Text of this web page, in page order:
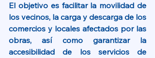
El objetivo es facilitar la movilidad de
los vecinos, la carga y descarga de los
comercios y locales afectados por las
obras, así como garantizar la
accesibilidad de los servicios de